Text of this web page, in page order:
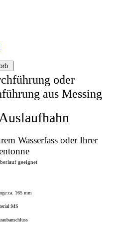
oder
aus Messing
Wasserfass oder Ihrer
geeignet
165 mm